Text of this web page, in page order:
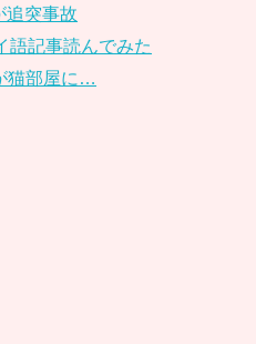
追突事故
語記事読んでみた
猫部屋に…